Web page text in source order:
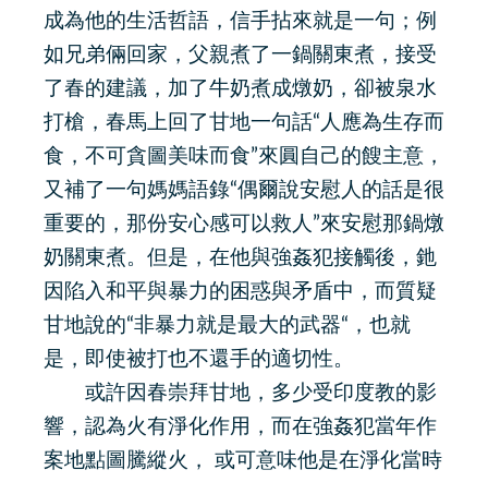
成為他的生活哲語，信手拈來就是一句；例
如兄弟倆回家，父親煮了一鍋關東煮，接受
了春的建議，加了牛奶煮成燉奶，卻被泉水
打槍，春馬上回了甘地一句話“人應為生存而
食，不可貪圖美味而食”來圓自己的餿主意，
又補了一句媽媽語錄“偶爾說安慰人的話是很
重要的，那份安心感可以救人”來安慰那鍋燉
奶關東煮。但是，在他與強姦犯接觸後，釶
因陷入和平與暴力的困惑與矛盾中，而質疑
甘地說的“非暴力就是最大的武器“，也就
是，即使被打也不還手的適切性。
或許因春崇拜甘地，多少受印度教的影
響，認為火有淨化作用，而在強姦犯當年作
案地點圖騰縱火， 或可意味他是在淨化當時